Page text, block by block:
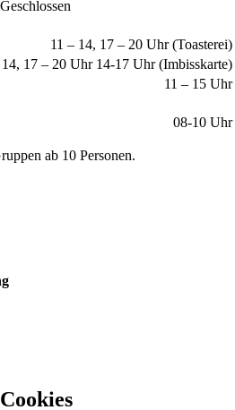
Geschlossen
11 – 14, 17 – 20 Uhr (Toasterei)
14, 17 – 20 Uhr 14-17 Uhr (Imbisskarte)
11 – 15 Uhr
08-10 Uhr
ab 10 Personen.